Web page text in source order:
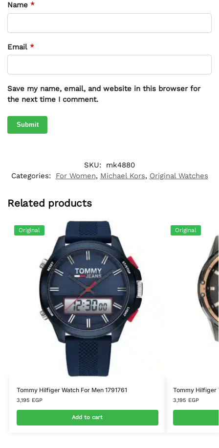
Name *
Email *
Save my name, email, and website in this browser for
the next time I comment.
SKU:
mk4880
Categories:
For Women, Michael Kors, Original Watches
Related products
Original
Tommy Hilfiger Watch For Men 1791761
3,195 EGP
Add to cart
Original
Tommy Hilfiger
3,195 EGP